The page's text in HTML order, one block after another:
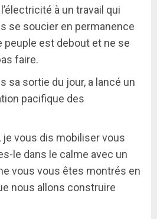
à un travail qui
se soucier en permanence
peuple est debout et ne se
faire.
sa sortie du jour, a lancé un
pacifique des
vous dis mobiliser vous
le dans le calme avec un
vous vous êtes montrés en
nous allons construire